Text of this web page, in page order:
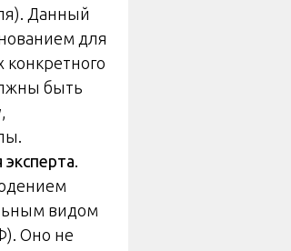
Данный
для
конкретного
быть
.
видом
Оно не